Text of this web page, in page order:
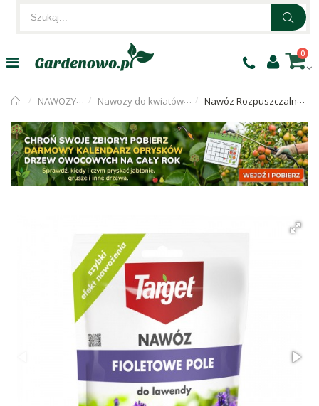
0
NAWOZY OGRODNICZE Nawozy do kwiatów ogrodowych i krzewów Nawóz Rozpuszczalny Do Lawendy 150g Target